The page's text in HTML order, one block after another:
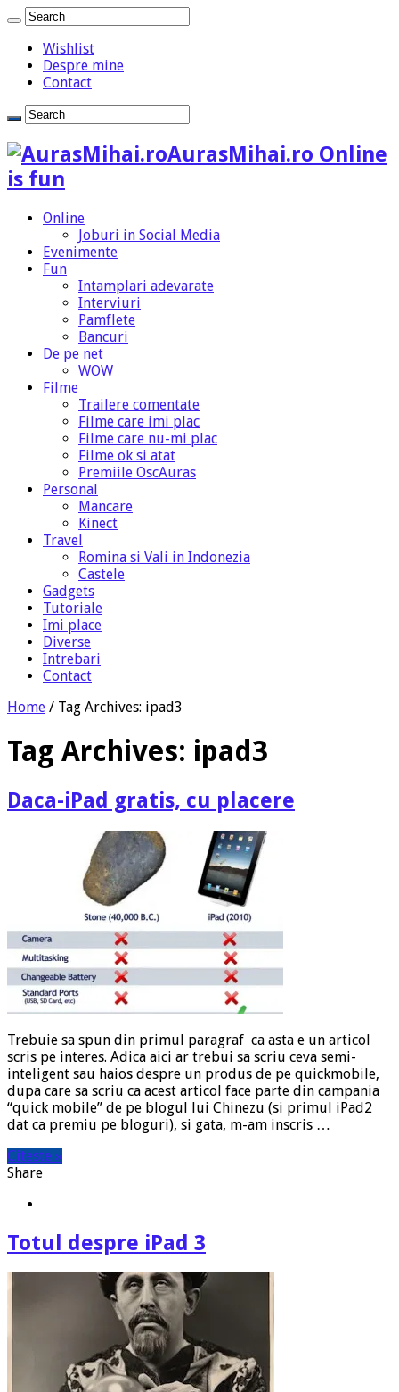
Wishlist
Despre mine
Contact
AurasMihai.ro Online
is fun
Online
Joburi in Social Media
Evenimente
Fun
Intamplari adevarate
Interviuri
Pamflete
Bancuri
De pe net
WOW
Filme
Trailere comentate
Filme care imi plac
Filme care nu-mi plac
Filme ok si atat
Premiile OscAuras
Personal
Mancare
Kinect
Travel
Romina si Vali in Indonezia
Castele
Gadgets
Tutoriale
Imi place
Diverse
Intrebari
Contact
Home / Tag Archives: ipad3
Tag Archives: ipad3
Daca-iPad gratis, cu placere
Trebuie sa spun din primul paragraf ca asta e un articol
scris pe interes. Adica aici ar trebui sa scriu ceva semi-
inteligent sau haios despre un produs de pe quickmobile,
dupa care sa scriu ca acest articol face parte din campania
“quick mobile” de pe blogul lui Chinezu (si primul iPad2
dat ca premiu pe bloguri), si gata, m-am inscris …
Citeste »
Share
Totul despre iPad 3